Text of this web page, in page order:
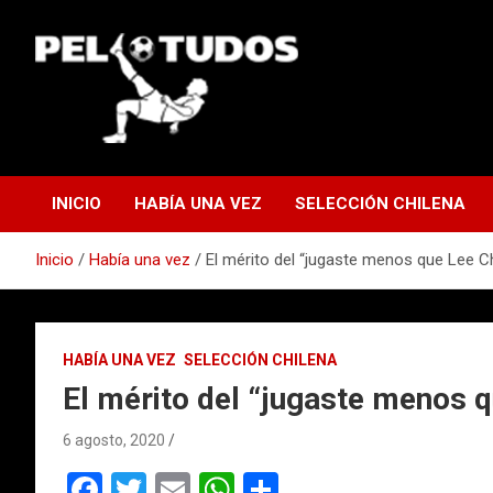
contenido
INICIO HABÍA UNA VEZ SELECCIÓN CHILENA
Inicio Había una vez El mérito del “jugaste menos que Lee
HABÍA UNA VEZ SELECCIÓN CHILENA
El mérito del “jugaste menos
6 agosto, 2020